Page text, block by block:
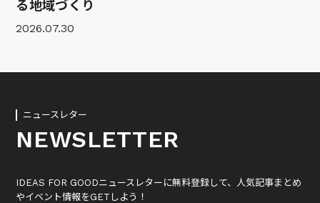
る地域づくり
2026.07.30
ニュースレター
NEWSLETTER
IDEAS FOR GOODニュースレターに無料登録して、人気記事まとめ
やイベント情報をGETしよう！